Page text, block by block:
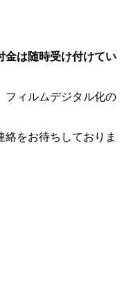
金は随時受け付けてい
フィルムデジタル化の
をお待ちしておりま